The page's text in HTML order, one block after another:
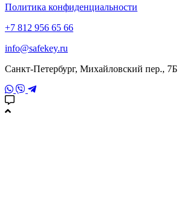
Политика конфиденциальности
+7 812 956 65 66
info@safekey.ru
Санкт-Петербург, Михайловский пер., 7Б